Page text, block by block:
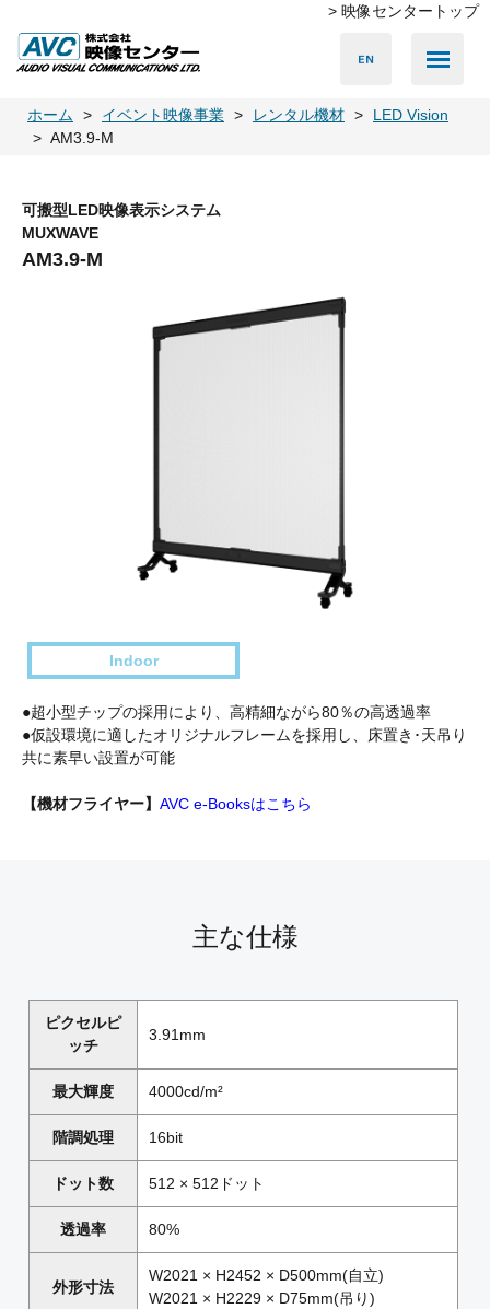
> 映像センタートップ
ホーム イベント映像事業 レンタル機材
LED Vision
AM3.9-M
可搬型LED映像表示システム
MUXWAVE
AM3.9-M
Indoor
●超小型チップの採用により、高精細ながら80％の高透過率
●仮設環境に適したオリジナルフレームを採用し、床置き･天吊り
共に素早い設置が可能
【機材フライヤー】 AVC e-Booksはこちら
主な仕様
ピクセルピ
ッチ
3.91mm
最大輝度 4000cd/m²
階調処理 16bit
ドット数 512 × 512ドット
透過率 80%
外形寸法
W2021 × H2452 × D500mm(自立)
W2021 × H2229 × D75mm(吊り)